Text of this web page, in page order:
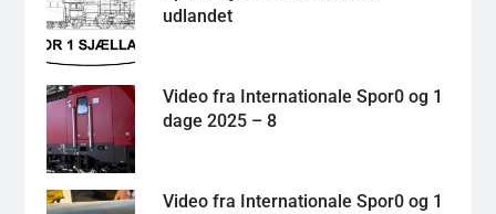
udlandet
Video fra Internationale Spor0 og 1
dage 2025 – 8
Video fra Internationale Spor0 og 1